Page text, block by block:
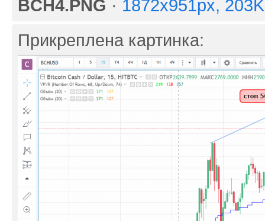
BCH4.PNG · 1872x951px,
Прикреплена картинка: